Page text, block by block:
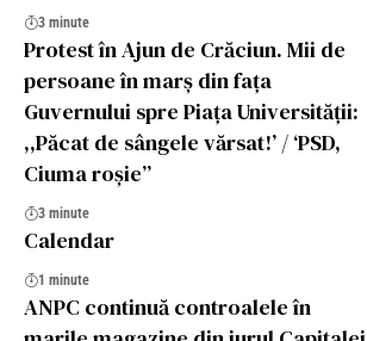
3 minute
Protest în Ajun de Crăciun. Mii de
persoane în marş din faţa
Guvernului spre Piaţa Universităţii:
,,Păcat de sângele vărsat!’ / ‘PSD,
Ciuma roşie”
3 minute
Calendar
1 minute
ANPC continuă controalele în